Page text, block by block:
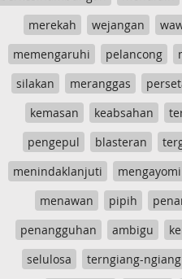
merekah
wejangan
memengaruhi
pelancong
silakan
meranggas
kemasan
keabsahan
pengepul
blasteran
menindaklanjuti
mengayomi
menawan
pipih
penangguhan
ambigu
selulosa
terngiang-ngiang